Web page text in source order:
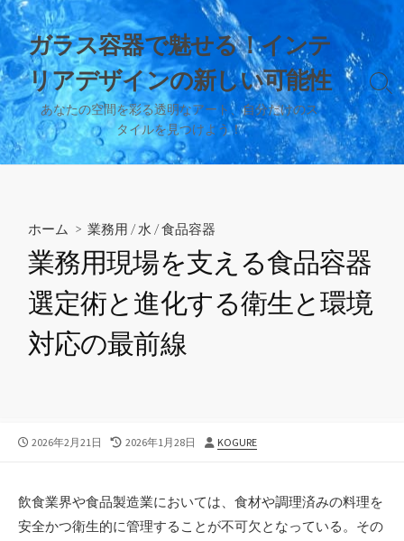
コ
ン
テ
ン
ツ
へ
ス
キ
ガラス容器で魅せる！インテ
リアデザインの新しい可能性
あなたの空間を彩る透明なアート、自分だけのス
タイルを見つけよう！
検
索
切
り
替
ホーム > 業務用 /水 /食品容器
業務用現場を支える食品容器
選定術と進化する衛生と環境
対応の最前線
公
2026年2月21日
最
新
日
2026年1月28日
投
KOGURE
飲食業界や食品製造業においては、食材や調理済みの料理を
安全かつ衛生的に管理することが不可欠となっている。 その